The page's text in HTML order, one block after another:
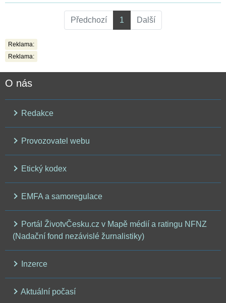
Předchozí 1 Další
Reklama:
Reklama:
O nás
Redakce
Provozovatel webu
Etický kodex
EMFA a samoregulace
Portál ŽivotvČesku.cz v Mapě médií a ratingu NFNZ
(Nadační fond nezávislé žurnalistiky)
Inzerce
Aktuální počasí